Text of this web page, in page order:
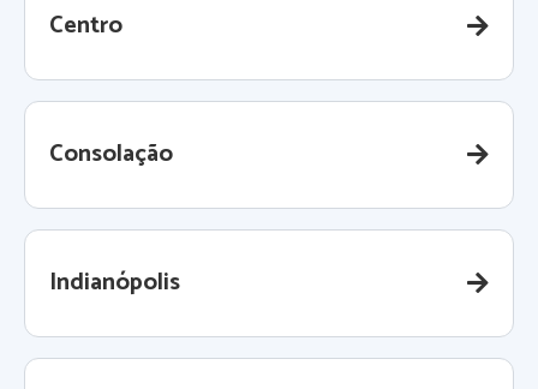
Centro
Consolação
Indianópolis